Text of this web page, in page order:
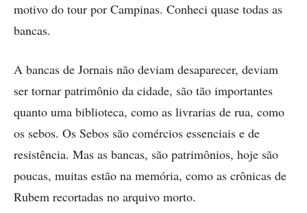
motivo do tour por Campinas. Conheci quase todas as
bancas.
A bancas de Jornais não deviam desaparecer, deviam
ser tornar patrimônio da cidade, são tão importantes
quanto uma biblioteca, como as livrarias de rua, como
os sebos. Os Sebos são comércios essenciais e de
resistência. Mas as bancas, são patrimônios, hoje são
poucas, muitas estão na memória, como as crônicas de
Rubem recortadas no arquivo morto.